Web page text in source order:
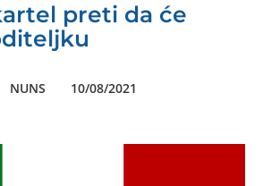
preti da će
NUNS 10/08/2021